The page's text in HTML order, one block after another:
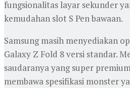
fungsionalitas layar sekunder
kemudahan slot S Pen bawaan.
Samsung masih menyediakan
Galaxy Z Fold 8 versi standar.
saudaranya yang super
membawa spesifikasi monster